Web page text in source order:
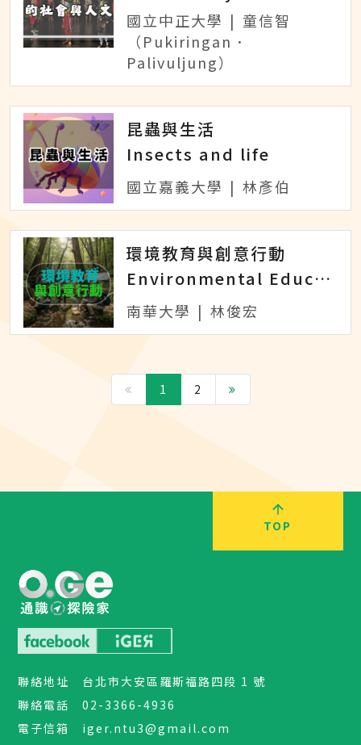
國立中正大學 | 童信智
（Pukiringan．
Palivuljung）
昆蟲與生活
Insects and life
國立嘉義大學 | 林彥伯
環境教育與創意行動
Environmental Education and Creative Action
南華大學 | 林俊宏
1 2
TOP
聯絡地址
台北市大安區羅斯福路四段 1 號
聯絡電話
02-3366-4936
電子信箱
iger.ntu3@gmail.com